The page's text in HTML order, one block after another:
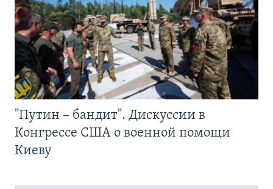
"Путин – бандит". Дискуссии в
Конгрессе США о военной помощи
Киеву